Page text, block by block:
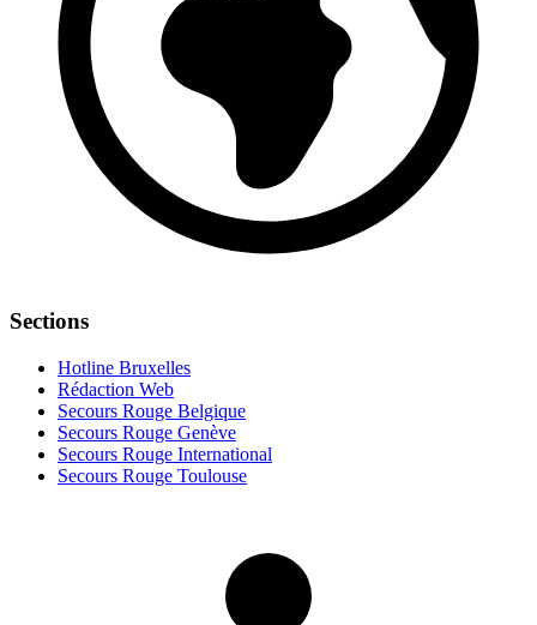
Sections
Hotline Bruxelles
Rédaction Web
Secours Rouge Belgique
Secours Rouge Genève
Secours Rouge International
Secours Rouge Toulouse